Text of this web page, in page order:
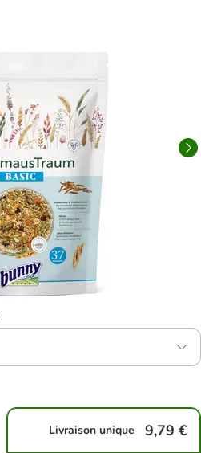
Livraison unique 9,79 €